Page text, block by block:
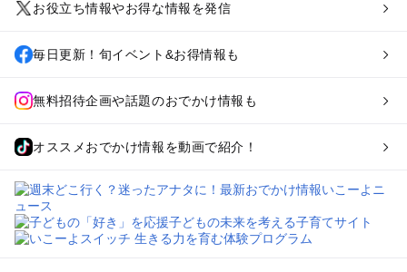
お役立ち情報やお得な情報を発信
毎日更新！旬イベント&お得情報も
無料招待企画や話題のおでかけ情報も
オススメおでかけ情報を動画で紹介！